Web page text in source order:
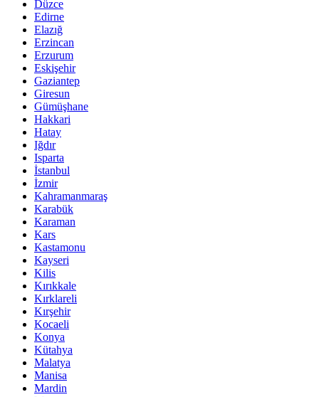
Düzce
Edirne
Elazığ
Erzincan
Erzurum
Eskişehir
Gaziantep
Giresun
Gümüşhane
Hakkari
Hatay
Iğdır
Isparta
İstanbul
İzmir
Kahramanmaraş
Karabük
Karaman
Kars
Kastamonu
Kayseri
Kilis
Kırıkkale
Kırklareli
Kırşehir
Kocaeli
Konya
Kütahya
Malatya
Manisa
Mardin